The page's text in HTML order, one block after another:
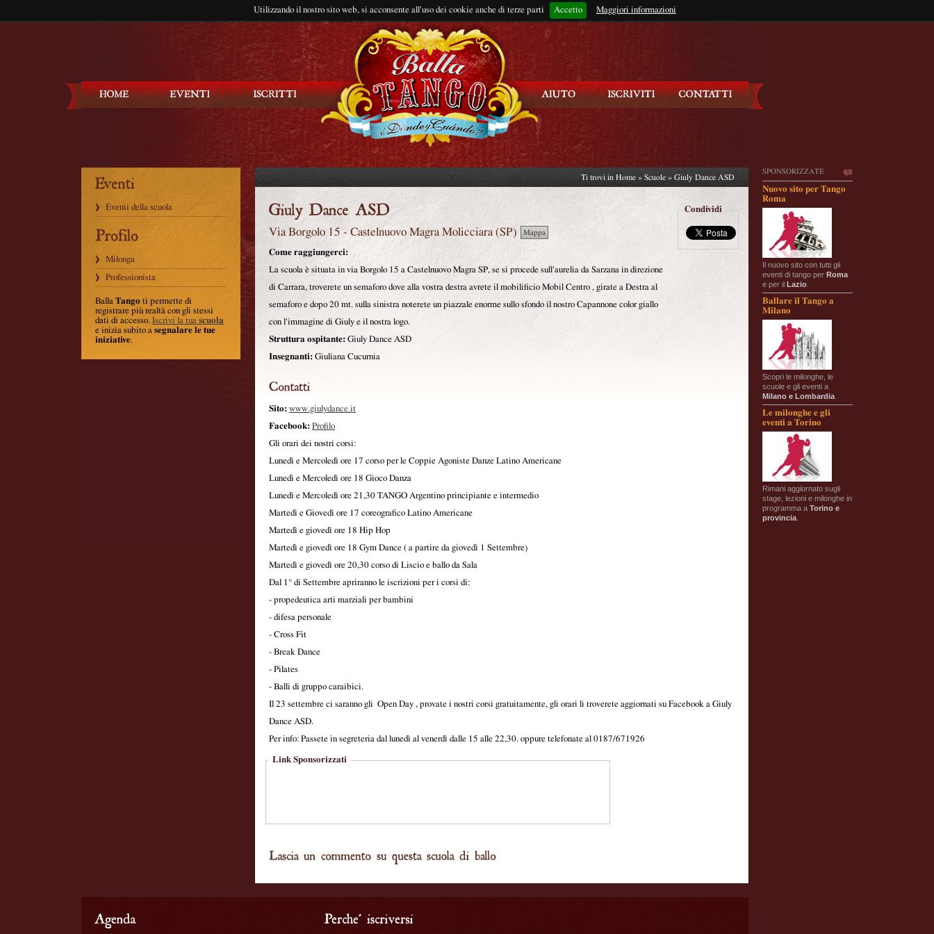
Utilizzando il nostro sito web, si acconsente all'uso dei cookie anche di terze parti Accetto Maggiori informazioni
Rimani connesso?
SPONSORIZZATE
Nuovo sito per Tango
Roma
Il nuovo sito con tutti gli
eventi di tango per Roma
e per il Lazio
Ballare il Tango a
Milano
Scopri le milonghe, le
scuole e gli eventi a
Milano e Lombardia
Le milonghe e gli
eventi a Torino
Rimani aggiornato sugli
stage, lezioni e milonghe in
programma a Torino e
provincia
Eventi della scuola
Milonga
Professionista
Balla Tango ti permette di
registrare più realtà con gli stessi
dati di accesso. Iscrivi la tua scuola
e inizia subito a segnalare le tue
iniziative.
Ti trovi in Home » Scuole » Giuly Dance ASD
Via Borgolo 15- Castelnuovo Magra Molicciara (SP) Mappa
Condividi
Come raggiungerci:
La scuola è situata in via Borgolo 15 a Castelnuovo Magra SP, se si procede sull'aurelia da Sarzana in direzione
di Carrara, troverete un semaforo dove alla vostra destra avrete il mobilificio Mobil Centro , girate a Destra al
semaforo e dopo 20 mt. sulla sinistra noterete un piazzale enorme sullo sfondo il nostro Capannone color giallo
con l'immagine di Giuly e il nostra logo.
Struttura ospitante: Giuly Dance ASD
Insegnanti: Giuliana Cucurnia
Sito: www.giulydance.it
Facebook: Profilo
Gli orari dei nostri corsi:
Lunedì e Mercoledì ore 17 corso per le Coppie Agoniste Danze Latino Americane
Lunedì e Mercoledì ore 18 Gioco Danza
Lunedì e Mercoledì ore 21,30 TANGO Argentino principiante e intermedio
Martedì e Giovedì ore 17 coreografico Latino Americane
Martedì e giovedì ore 18 Hip Hop
Martedì e giovedì ore 18 Gym Dance ( a partire da giovedì 1 Settembre)
Martedì e giovedì ore 20,30 corso di Liscio e ballo da Sala
Dal 1° di Settembre apriranno le iscrizioni per i corsi di:
- propedeutica arti marziali per bambini
- difesa personale
- Cross Fit
- Break Dance
- Pilates
- Balli di gruppo caraibici.
Il 23 settembre ci saranno gli Open Day , provate i nostri corsi gratuitamente, gli orari li troverete aggiornati su Facebook a Giuly
Dance ASD.
Per info: Passete in segreteria dal lunedì al venerdì dalle 15 alle 22,30. oppure telefonate al 0187/671926
Link Sponsorizzati